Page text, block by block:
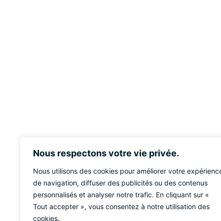
Nous respectons votre vie privée.
Nous utilisons des cookies pour améliorer votre
de navigation, diffuser des publicités ou des contenus
personnalisés et analyser notre trafic. En cliquant sur «
Tout accepter », vous consentez à notre utilisation des
cookies.